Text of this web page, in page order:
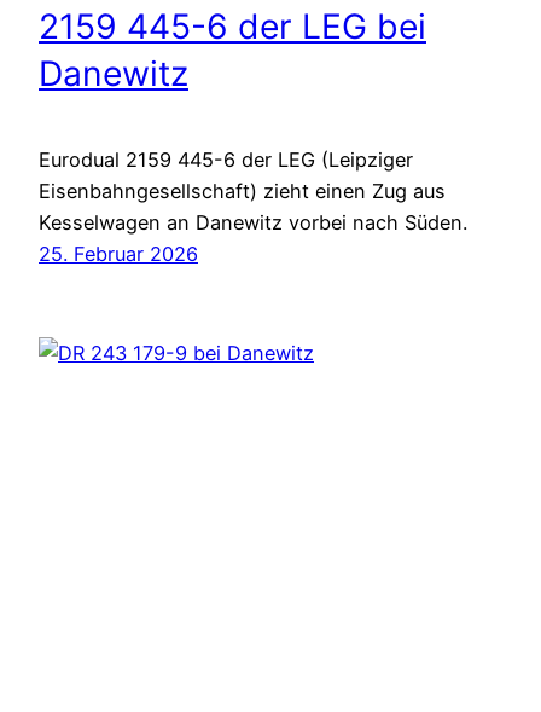
2159 445-6 der LEG bei
Danewitz
Eurodual 2159 445-6 der LEG (Leipziger
Eisenbahngesellschaft) zieht einen Zug aus
Kesselwagen an Danewitz vorbei nach Süden.
25. Februar 2026